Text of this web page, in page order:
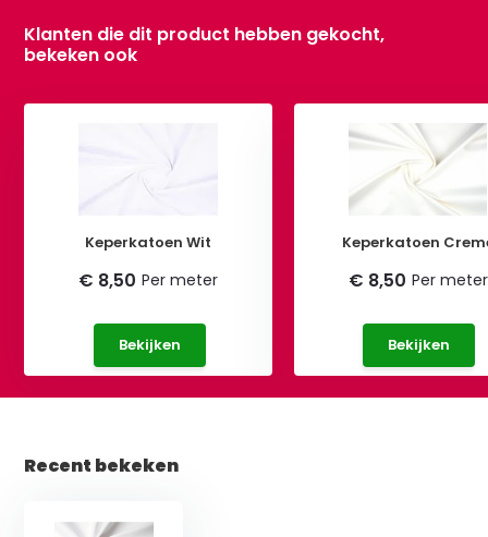
Klanten die dit product hebben gekocht,
bekeken ook
Keperkatoen Wit
€ 8,50 Per meter
Bekijken
Keperkatoen
€ 8,50 Per meter
Bekijken
Recent bekeken